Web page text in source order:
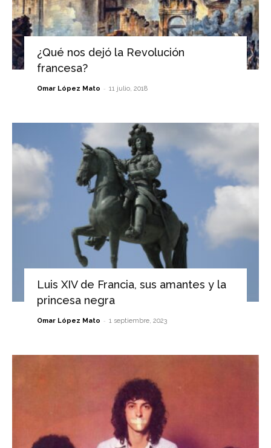
¿Qué nos dejó la Revolución
francesa?
Omar López Mato - 11 julio, 2018
Luis XIV de Francia, sus amantes y la
princesa negra
Omar López Mato - 1 septiembre, 2023